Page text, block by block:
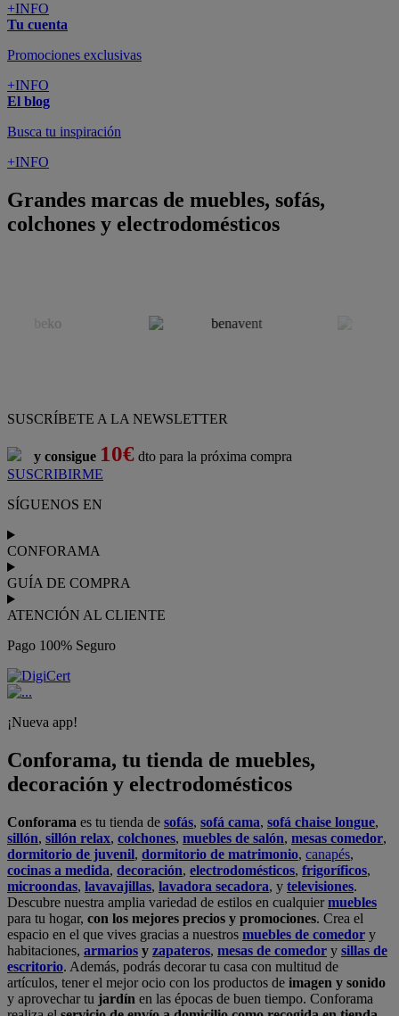
+INFO
Tu cuenta
Promociones exclusivas
+INFO
El blog
Busca tu inspiración
+INFO
Grandes marcas de muebles, sofás,
colchones y electrodomésticos
SUSCRÍBETE A LA NEWSLETTER
y consigue 10€ dto para la próxima compra
SUSCRIBIRME
SÍGUENOS EN
CONFORAMA
GUÍA DE COMPRA
ATENCIÓN AL CLIENTE
Pago 100% Seguro
¡Nueva app!
Conforama, tu tienda de muebles,
decoración y electrodomésticos
Conforama es tu tienda de sofás, sofá cama, sofá chaise longue,
sillón, sillón relax, colchones, muebles de salón, mesas comedor,
dormitorio de juvenil, dormitorio de matrimonio, canapés,
cocinas a medida, decoración, electrodomésticos, frigoríficos,
microondas, lavavajillas, lavadora secadora, y televisiones.
Descubre nuestra amplia variedad de estilos en cualquiermuebles
para tu hogar, con los mejores precios y promociones. Crea el
espacio en el que vives gracias a nuestros muebles de comedor y
habitaciones, armarios y zapateros, mesas de comedor y sillas de
escritorio. Además, podrás decorar tu casa con multitud de
artículos, tener el mejor ocio con los productos de imagen y sonido
y aprovechar tu jardín en las épocas de buen tiempo. Conforama